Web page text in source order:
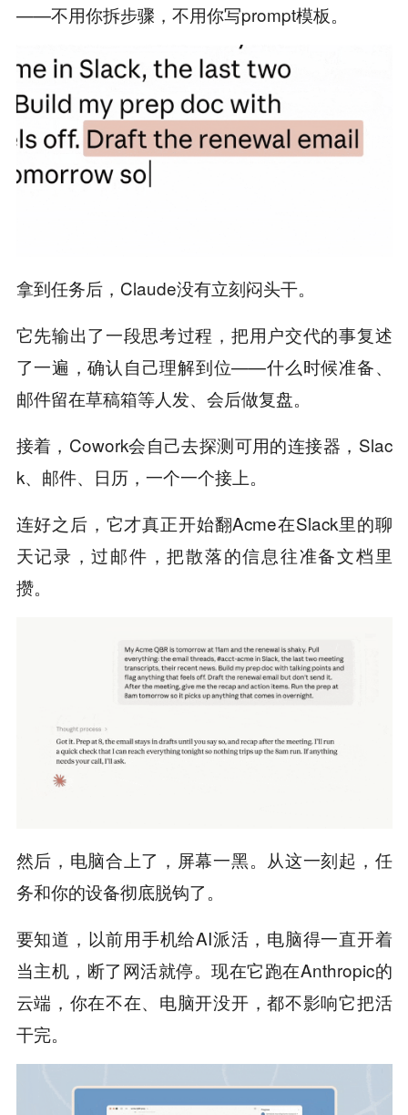
——不用你拆步骤，不用你写prompt模板。
拿到任务后，Claude没有立刻闷头干。
它先输出了一段思考过程，把用户交代的事复述
了一遍，确认自己理解到位——什么时候准备、
邮件留在草稿箱等人发、会后做复盘。
接着，Cowork会自己去探测可用的连接器，Slac
k、邮件、日历，一个一个接上。
连好之后，它才真正开始翻Acme在Slack里的聊
天记录，过邮件，把散落的信息往准备文档里
攒。
然后，电脑合上了，屏幕一黑。从这一刻起，任
务和你的设备彻底脱钩了。
要知道，以前用手机给AI派活，电脑得一直开着
当主机，断了网活就停。现在它跑在Anthropic的
云端，你在不在、电脑开没开，都不影响它把活
干完。